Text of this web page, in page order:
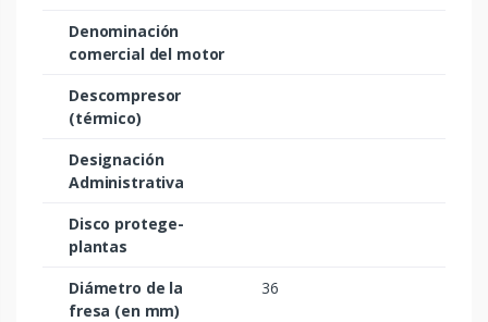
Denominación
comercial del motor
Descompresor
(térmico)
Designación
Administrativa
Disco protege-
plantas
Diámetro de la
fresa (en mm)
36